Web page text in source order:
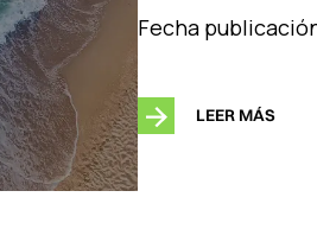
Fecha
LEER MÁS